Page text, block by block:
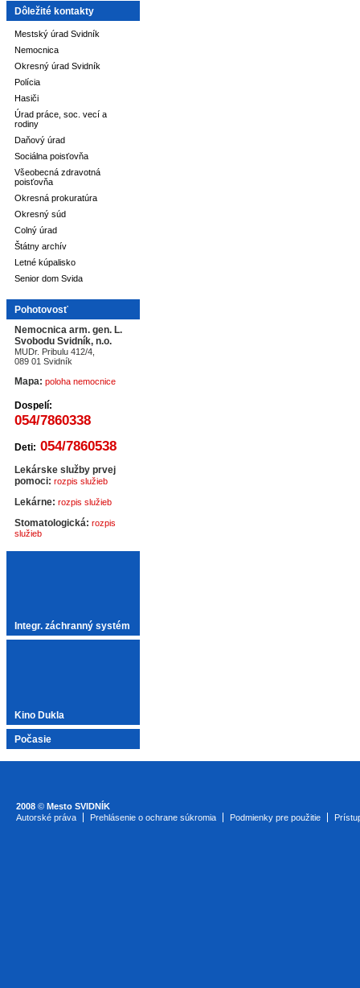
Dôležité kontakty
Mestský úrad Svidník
Nemocnica
Okresný úrad Svidník
Polícia
Hasiči
Úrad práce, soc. vecí a
rodiny
Daňový úrad
Sociálna poisťovňa
Všeobecná zdravotná
poisťovňa
Okresná prokuratúra
Okresný súd
Colný úrad
Štátny archív
Letné kúpalisko
Senior dom Svida
Pohotovosť
Nemocnica arm. gen. L.
Svobodu Svidník, n.o.
MUDr. Pribulu 412/4,
089 01 Svidník
Mapa: poloha nemocnice
Dospelí:
054/7860338
Deti: 054/7860538
Lekárske služby prvej
pomoci: rozpis služieb
Lekárne: rozpis služieb
Stomatologická: rozpis
služieb
Integr. záchranný systém
Kino Dukla
Počasie
2008 © Mesto SVIDNÍK
Autorské práva
Prehlásenie o ochrane súkromia Podmienky pre použitie